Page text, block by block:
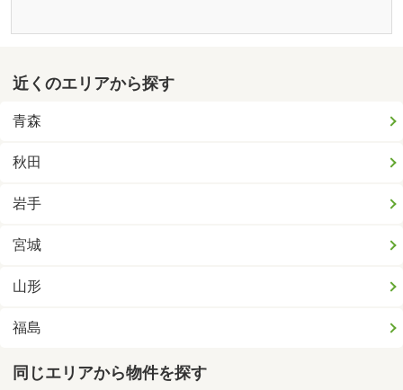
近くのエリアから探す
青森
秋田
岩手
宮城
山形
福島
同じエリアから物件を探す